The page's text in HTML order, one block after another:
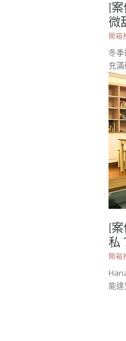
[
微
開箱
冬
充
[
私
開箱
能